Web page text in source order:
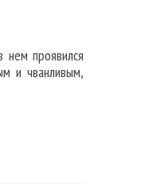
проявился
и чванливым,